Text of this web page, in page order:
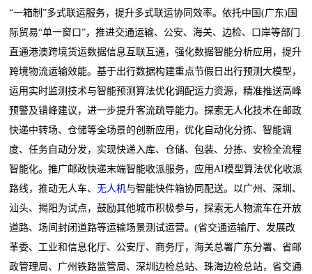
“一箱制”多式联运服务，提升多式联运协同效率。依托中国(广东)国
际贸易“单一窗口”，推进交通运输、公安、海关、边检、口岸等部门
直通港澳跨境货运数据信息互联互通，强化数据智能分析应用，提升
跨境物流运输效能。基于出行数据构建重点节假日出行预测大模型，
运用实时监测技术与智能预测算法优化调配运力资源，精准推送高峰
预警及错峰建议，进一步提升客流疏导能力。探索无人化技术在邮政
快递中转场、仓储等全场景的创新应用，优化自动化分拣、智能调
度、任务自动分发，实现快递入库、仓储、包装、分拣、安检全流程
智能化。推广邮政快递末端智能收派服务，应用AI模型算法优化收派
路线，推动无人车、无人机与智能快件箱协同配送。以广州、深圳、
汕头、揭阳为试点，鼓励其他城市积极参与，探索无人物流车在开放
道路、场间封闭道路等运输场景测试运营。(省交通运输厅、发展改
革委、工业和信息化厅、公安厅、商务厅，海关总署广东分署、省邮
政管理局、广州铁路监管局、深圳边检总站、珠海边检总站，省交通